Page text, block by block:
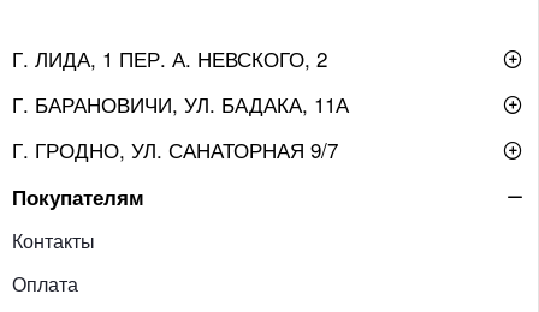
Г. ЛИДА, 1 ПЕР. А. НЕВСКОГО, 2
Г. БАРАНОВИЧИ, УЛ. БАДАКА, 11А
Г. ГРОДНО, УЛ. САНАТОРНАЯ 9/7
Покупателям
Контакты
Оплата